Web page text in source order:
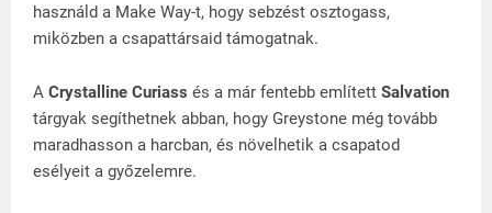
használd a Make Way-t, hogy sebzést osztogass,
miközben a csapattársaid támogatnak.
A Crystalline Curiass és a már fentebb említett Salvation
tárgyak segíthetnek abban, hogy Greystone még tovább
maradhasson a harcban, és növelhetik a csapatod
esélyeit a győzelemre.